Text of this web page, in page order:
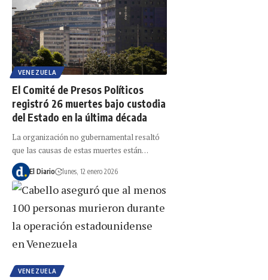
VENEZUELA
El Comité de Presos Políticos
registró 26 muertes bajo custodia
del Estado en la última década
La organización no gubernamental resaltó
que las causas de estas muertes están…
El Diario lunes, 12 enero 2026
VENEZUELA